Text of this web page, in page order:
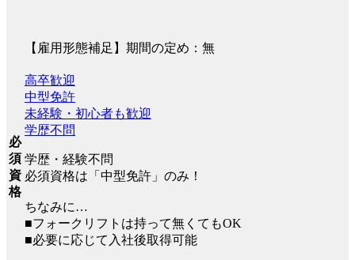
【雇用形態補足】期間の定め：無
必
須
資
格
高卒歓迎
中型免許
未経験・初心者も歓迎
学歴不問
学歴・経験不問
必須資格は「中型免許」のみ！
ちなみに…
■フォークリフトは持って無くてもOK
■必要に応じて入社後取得可能